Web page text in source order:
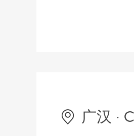
广汉 ·